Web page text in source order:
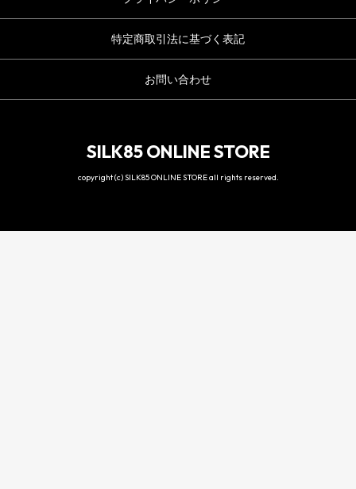
特定商取引法に基づく表記
お問い合わせ
SILK85 ONLINE STORE
copyright (c) SILK85 ONLINE STORE all rights reserved.